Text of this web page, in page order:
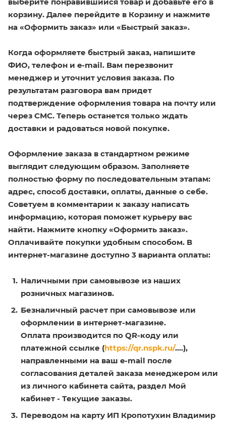
корзину. Далее перейдите в Корзину и нажмите
на «Оформить заказ» или «Быстрый заказ».
Когда оформляете быстрый заказ, напишите
ФИО, телефон и e-mail. Вам перезвонит
менеджер и уточнит условия заказа. По
результатам разговора вам придет
подтверждение оформления товара на почту или
через СМС. Теперь останется только ждать
доставки и радоваться новой покупке.
Оформление заказа в стандартном режиме
выглядит следующим образом. Заполняете
полностью форму по последовательным этапам:
адрес, способ доставки, оплаты, данные о себе.
Советуем в комментарии к заказу написать
информацию, которая поможет курьеру вас
найти. Нажмите кнопку «Оформить заказ».
Оплачивайте покупки удобным способом. В
интернет-магазине доступно 3 варианта оплаты:
Наличными при самовывозе из наших
розничных магазинов.
Безналичный расчет при самовывозе или
оформлении в интернет-магазине.
Оплата производится по QR-коду или
платежной ссылке (https://qr.nspk.ru/....),
направленными на ваш e-mail после
согласования деталей заказа менеджером или
из личного кабинета сайта, раздел Мой
кабинет - Текущие заказы.
Переводом на карту ИП Кропотухин Владимир